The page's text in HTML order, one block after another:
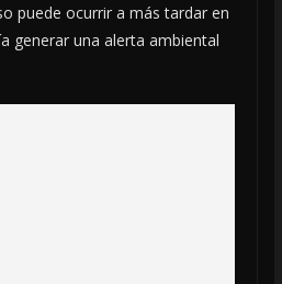
puede ocurrir a más tardar en
generar una alerta ambiental